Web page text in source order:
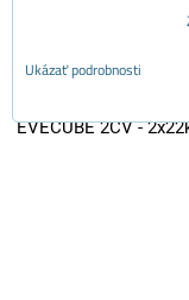
EVECUBE 2CV -
Ukázať podrobnosti